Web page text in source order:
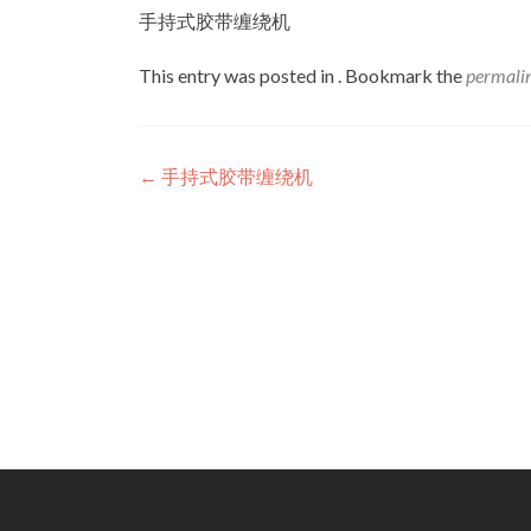
手持式胶带缠绕机
This entry was posted in . Bookmark the
Post
← 手持式胶带缠绕机